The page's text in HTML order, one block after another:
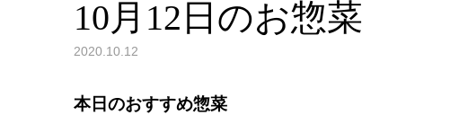
10月12日のお惣菜
2020.10.12
本日のおすすめ惣菜